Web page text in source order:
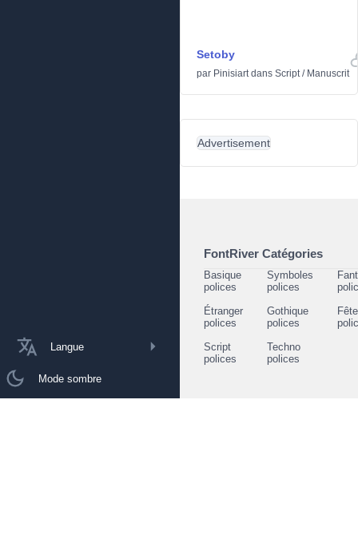
Langue
Mode sombre
Setoby
par Pinisiartdans Script/ Manuscrit
Advertisement
FontRiver Catégories
Basique
polices
Symboles
polices
Étranger
polices
Gothique
polices
Script
polices
Techno
polices